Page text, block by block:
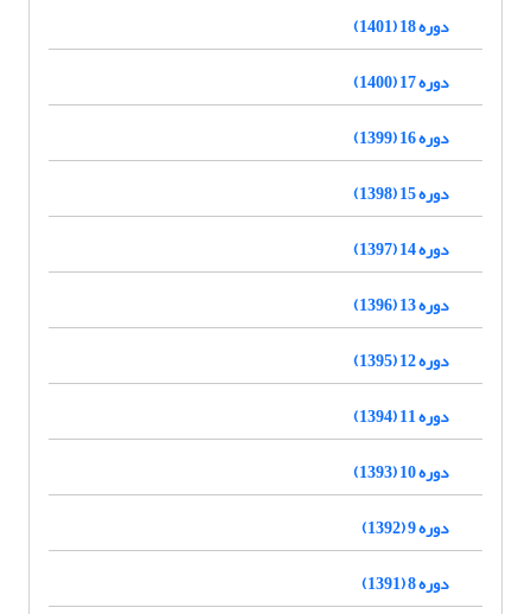
دوره 18 (1401)
دوره 17 (1400)
دوره 16 (1399)
دوره 15 (1398)
دوره 14 (1397)
دوره 13 (1396)
دوره 12 (1395)
دوره 11 (1394)
دوره 10 (1393)
دوره 9 (1392)
دوره 8 (1391)